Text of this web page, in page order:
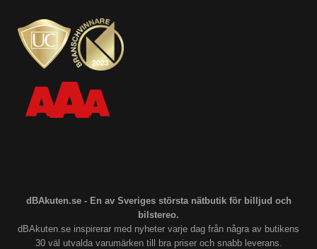
dBAkuten.se - En av Sveriges största nätbutik för billjud och
bilstereo.
dBAkuten.se inspirerar med nyheter varje dag från några av butikens
30 väl utvalda varumärken till bra priser och snabb leverans.